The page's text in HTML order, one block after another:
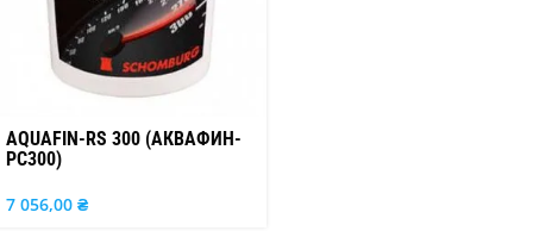
AQUAFIN-RS 300 (АКВАФИН-
РС300)
7 056,00 ₴